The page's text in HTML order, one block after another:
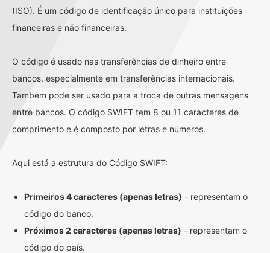
(ISO). É um código de identificação único para instituições
financeiras e não financeiras.
O código é usado nas transferências de dinheiro entre
bancos, especialmente em transferências internacionais.
Também pode ser usado para a troca de outras mensagens
entre bancos. O código SWIFT tem 8 ou 11 caracteres de
comprimento e é composto por letras e números.
Aqui está a estrutura do Código SWIFT:
Primeiros 4 caracteres (apenas letras) - representam o
código do banco.
Próximos 2 caracteres (apenas letras) - representam o
código do país.